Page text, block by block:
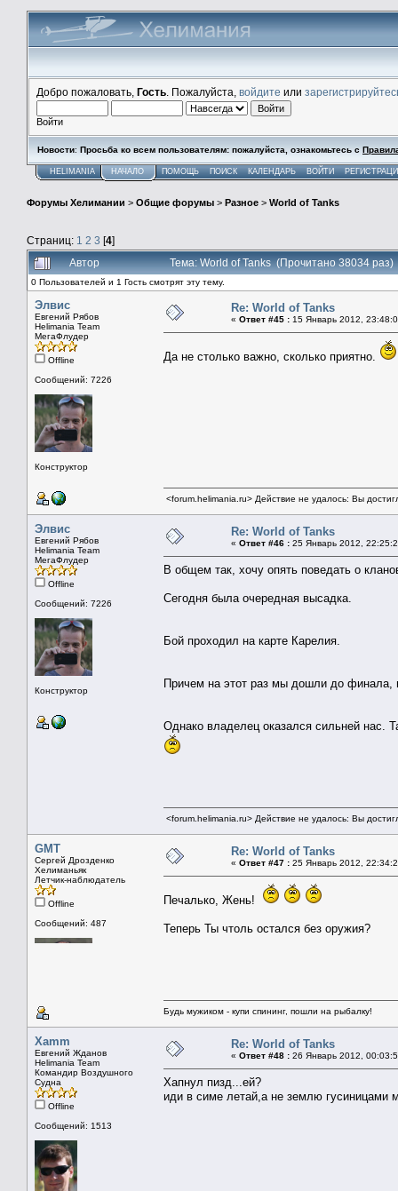
Добро пожаловать, Гость . Пожалуйста, войдите или
Войти
Новости: Просьба ко всем пользователям: пожалуйста, ознакомьтесь с
HELIMANIA НАЧАЛО ПОМОЩЬ ПОИСК КАЛЕНДАРЬ ВОЙТИ
Форумы Хелимании > Общие форумы > Разное > World of Tanks
Страниц: 1 2 3 [4]
Автор
Тема: World of Tanks (Прочитано 38034 раз)
0 Пользователей и 1 Гость смотрят эту тему.
Элвис
Евгений Рябов
Helimania Team
МегаФлудер
Offline
Сообщений: 7226
Конструктор
Re: World of Tanks
« Ответ #45 : 15 Январь 2012,
Да не столько важно, сколько приятно.
<forum.helimania.ru> Действие не удалось: Вы
Элвис
Евгений Рябов
Helimania Team
МегаФлудер
Offline
Сообщений: 7226
Конструктор
Re: World of Tanks
« Ответ #46 : 25 Январь 2012,
В общем так, хочу опять поведать о
Сегодня была очередная высадка.
Бой проходил на карте Карелия.
Причем на этот раз мы дошли до финала,
Однако владелец оказался сильней нас.
<forum.helimania.ru> Действие не удалось: Вы
GMT
Сергей Дрозденко
Хелиманьяк
Летчик-наблюдатель
Offline
Сообщений: 487
Re: World of Tanks
« Ответ #47 : 25 Январь 2012,
Печалько, Жень!
Теперь Ты чтоль остался без оружия?
Будь мужиком - купи спининг, пошли на рыбалку!
Xamm
Евгений Жданов
Helimania Team
Командир Воздушного
Судна
Offline
Сообщений: 1513
Re: World of Tanks
« Ответ #48 : 26 Январь 2012,
Хапнул пизд...ей?
иди в симе летай,а не землю гусиницами